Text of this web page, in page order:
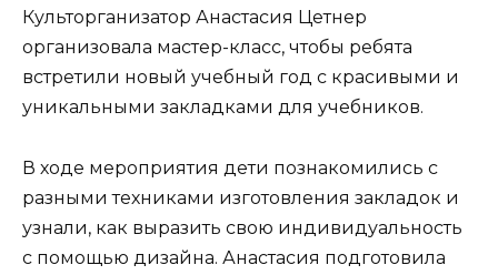
Культорганизатор Анастасия Цетнер
организовала мастер-класс, чтобы ребята
встретили новый учебный год с красивыми и
уникальными закладками для учебников.
В ходе мероприятия дети познакомились с
разными техниками изготовления закладок и
узнали, как выразить свою индивидуальность
с помощью дизайна. Анастасия подготовила